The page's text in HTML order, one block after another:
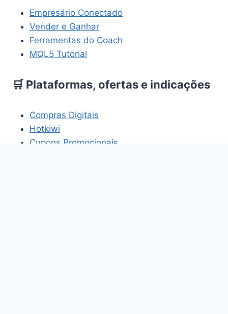
Empresário Conectado
Vender e Ganhar
Ferramentas do Coach
MQL5 Tutorial
🛒 Plataformas, ofertas e indicações
Compras Digitais
Hotkiwi
Cupons Promocionais